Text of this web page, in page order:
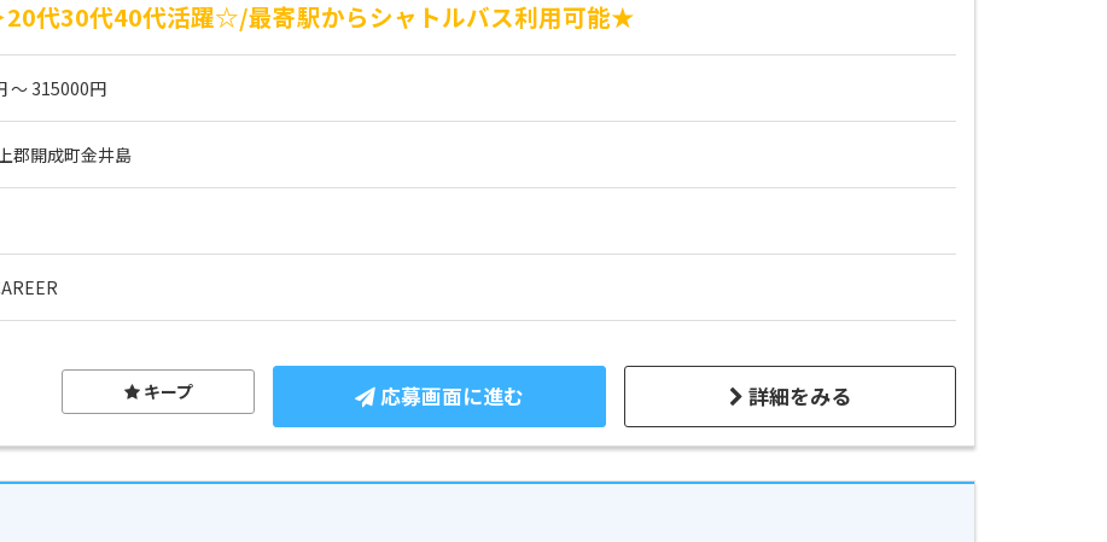
20代30代40代活躍☆/最寄駅からシャトルバス利用可能★
～ 315000円
郡開成町金井島
詳細をみる
応募画面に進む
キープ